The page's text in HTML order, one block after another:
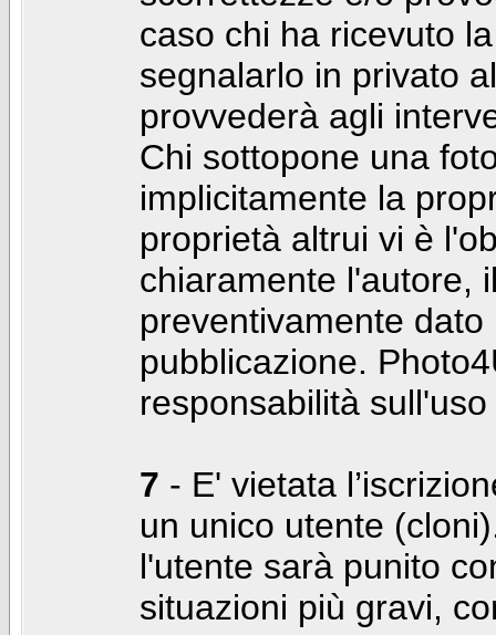
caso chi ha ricevuto
segnalarlo in privato
provvederà agli
Chi sottopone una
implicitamente la
proprietà altrui vi è
chiaramente l'autore,
preventivamente
pubblicazione.
responsabilità
7 - E' vietata
un unico utente
l'utente sarà punito
situazioni più gravi,